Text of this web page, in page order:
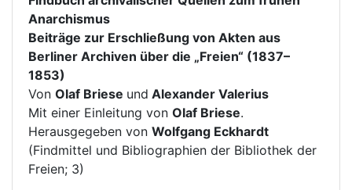
Anarchismus
Beiträge zur Erschließung von Akten aus
Berliner Archiven über die „Freien“ (1837–
1853)
Von Olaf Briese und Alexander Valerius
Mit einer Einleitung von Olaf Briese.
Herausgegeben von Wolfgang Eckhardt
(Findmittel und Bibliographien der Bibliothek der
Freien; 3)